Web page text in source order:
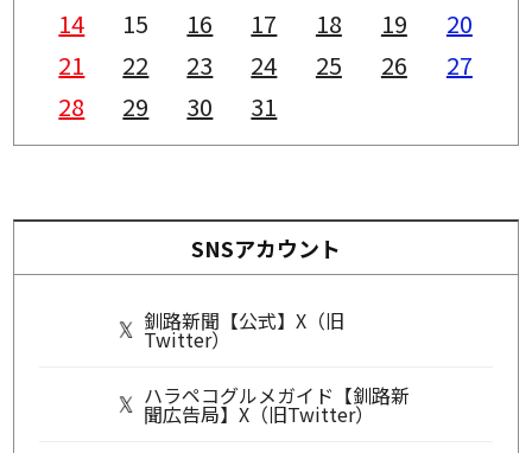
14
15 16 17 18 19
20
21
22 23 24 25 26
27
28
29 30 31
SNSアカウント
釧路新聞【公式】X（旧
Twitter）
ハラペコグルメガイド【釧路新
聞広告局】X（旧Twitter）